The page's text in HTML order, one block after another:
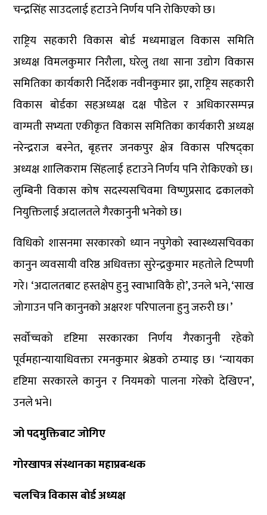
चन्द्रसिंह साउदलाई हटाउने निर्णय पनि रोकिएको छ।
राष्ट्रिय सहकारी विकास बोर्ड मध्यमाञ्चल विकास समिति
अध्यक्ष विमलकुमार निरौला, घरेलु तथा साना उद्योग विकास
समितिका कार्यकारी निर्देशक नवीनकुमार झा, राष्ट्रिय सहकारी
विकास बोर्डका सहअध्यक्ष दक्ष पौडेल र अधिकारसम्पन्न
वाग्मती सभ्यता एकीकृत विकास समितिका कार्यकारी अध्यक्ष
नरेन्द्रराज बस्नेत, बृहत्तर जनकपुर क्षेत्र विकास परिषद्का
अध्यक्ष शालिकराम सिंहलाई हटाउने निर्णय पनि रोकिएको छ।
लुम्बिनी विकास कोष सदस्यसचिवमा विष्णुप्रसाद ढकालको
नियुक्तिलाई अदालतले गैरकानुनी भनेको छ।
विधिको शासनमा सरकारको ध्यान नपुगेको स्वास्थ्यसचिवका
कानुन व्यवसायी वरिष्ठ अधिवक्ता सुरेन्द्रकुमार महतोले टिप्पणी
गरे। ‘अदालतबाट हस्तक्षेप हुनु स्वाभाविकै हो’, उनले भने, ‘साख
जोगाउन पनि कानुनको अक्षरशः परिपालना हुनु जरुरी छ।’
सर्वोच्चको दृष्टिमा सरकारका निर्णय गैरकानुनी रहेको
पूर्वमहान्यायाधिवक्ता रमनकुमार श्रेष्ठको ठम्याइ छ। ‘न्यायका
दृष्टिमा सरकारले कानुन र नियमको पालना गरेको देखिएन’,
उनले भने।
जो पदमुक्तिबाट जोगिए
गोरखापत्र संस्थानका महाप्रबन्धक
चलचित्र विकास बोर्ड अध्यक्ष